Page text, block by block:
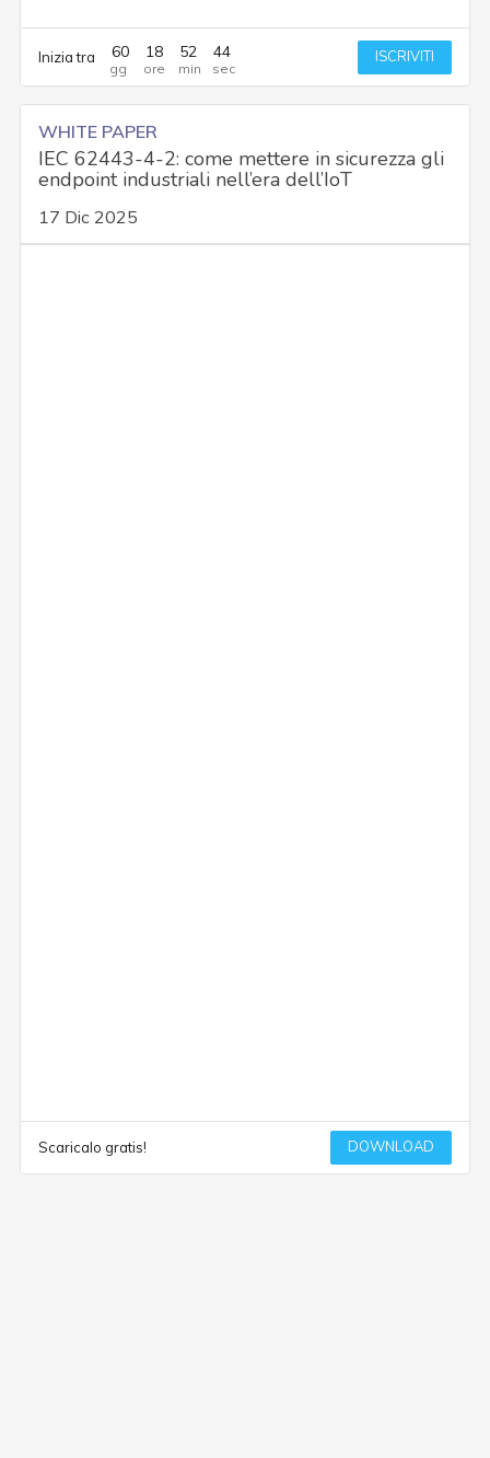
Inizia tra 60 18 52 43 ISCRIVITI
WHITE PAPER
IEC 62443-4-2: come mettere in sicurezza gli
endpoint industriali nell’era dell’IoT
17 Dic 2025
Scaricalo gratis! DOWNLOAD